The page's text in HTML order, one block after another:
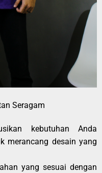
Seragam
kebutuhan Anda
merancang desain yang
yang sesuai dengan